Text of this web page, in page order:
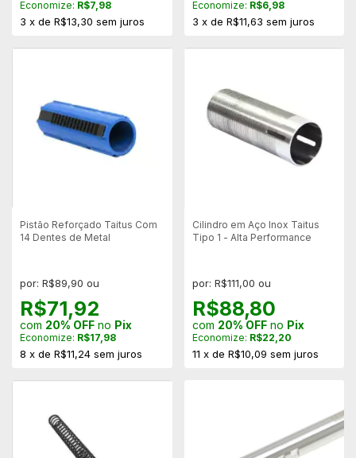
Economize: R$7,98
3 x de R$13,30 sem juros
Economize: R$6,98
3 x de R$11,63 sem juros
Pistão Reforçado Taitus Com
14 Dentes de Metal
por: R$89,90 ou
R$71,92
com 20% OFF no Pix
Economize: R$17,98
8 x de R$11,24 sem juros
Cilindro em Aço Inox Taitus
Tipo 1 - Alta Performance
por: R$111,00 ou
R$88,80
com 20% OFFno Pix
Economize: R$22,20
11 x de R$10,09 sem juros